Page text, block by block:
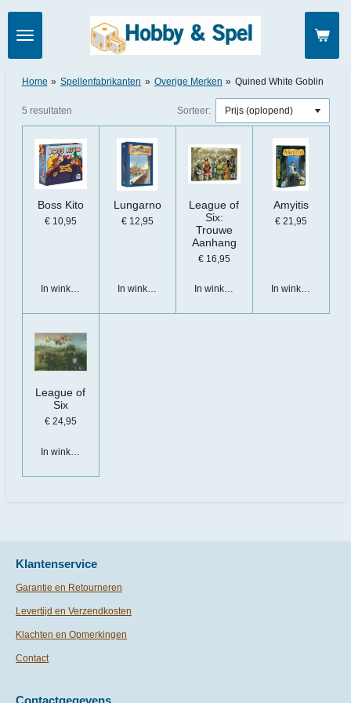
Ga
direct
naar
de
Home » Spellenfabrikanten » Overige Merken » Quined White Goblin
5 resultaten Sorteer:
Boss Kito
€ 10,95
In winkelwagen
Lungarno
€ 12,95
In winkelwagen
League of
Six:
Trouwe
Aanhang
€ 16,95
In winkelwagen
Amyitis
€ 21,95
In winkelwagen
League of
Six
€ 24,95
In winkelwagen
Klantenservice
Garantie en Retourneren
Levertijd en Verzendkosten
Klachten en Opmerkingen
Contact